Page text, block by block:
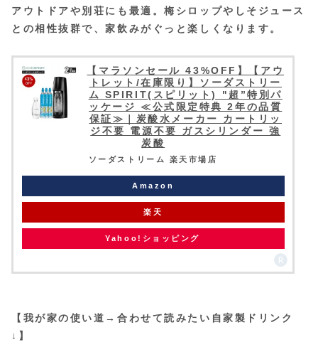
アウトドアや別荘にも最適。梅シロップやしそジュース
との相性抜群で、家飲みがぐっと楽しくなります。
【マラソンセール 43%OFF】【アウ
トレット/在庫限り】ソーダストリー
ム SPIRIT(スピリット) "超”特別パ
ッケージ ≪公式限定特典 2年の品質
保証≫｜炭酸水メーカー カートリッ
ジ不要 電源不要 ガスシリンダー 強
炭酸
ソーダストリーム 楽天市場店
Amazon
楽天
Yahoo!ショッピング
【我が家の使い道→合わせて読みたい自家製ドリンク
↓】